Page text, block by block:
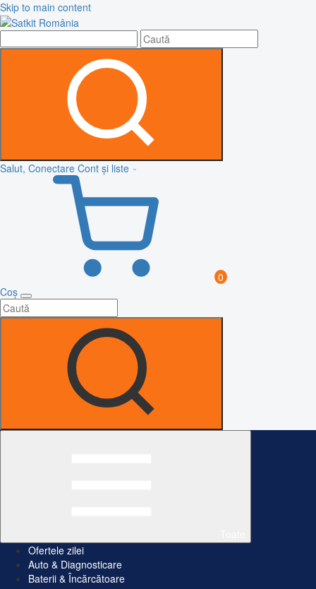
Skip to main content
Salut, Conectare Cont și liste
0
Coș
Ofertele zilei
Auto & Diagnosticare
Baterii & Încărcătoare